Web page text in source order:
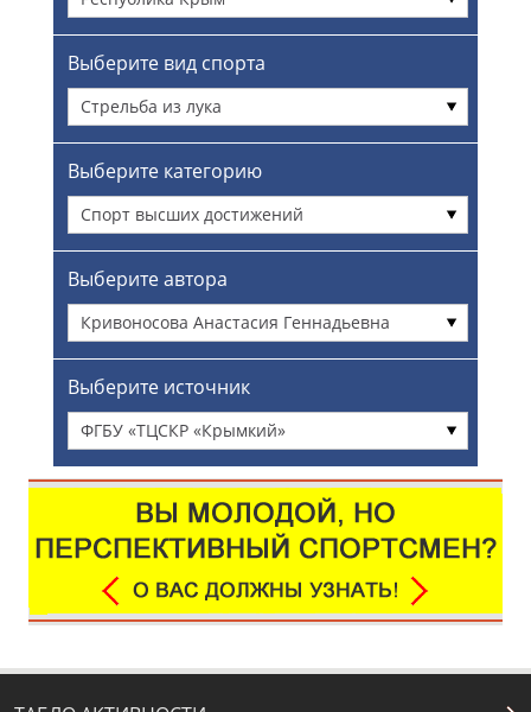
Выберите вид спорта
Стрельба из лука
Выберите категорию
Спорт высших достижений
Выберите автора
Кривоносова Анастасия Геннадьевна
Выберите источник
ФГБУ «ТЦСКР «Крымкий»